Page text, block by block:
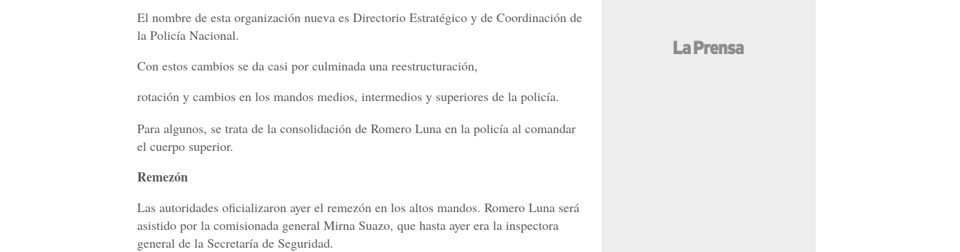
El nombre de esta organización nueva es Directorio Estratégico y de Coordinación de
la Policía Nacional.
Con estos cambios se da casi por culminada una reestructuración,
rotación y cambios en los mandos medios, intermedios y superiores de la policía.
Para algunos, se trata de la consolidación de Romero Luna en la policía al comandar
el cuerpo superior.
Remezón
Las autoridades oficializaron ayer el remezón en los altos mandos. Romero Luna será
asistido por la comisionada general Mirna Suazo, que hasta ayer era la inspectora
general de la Secretaría de Seguridad.